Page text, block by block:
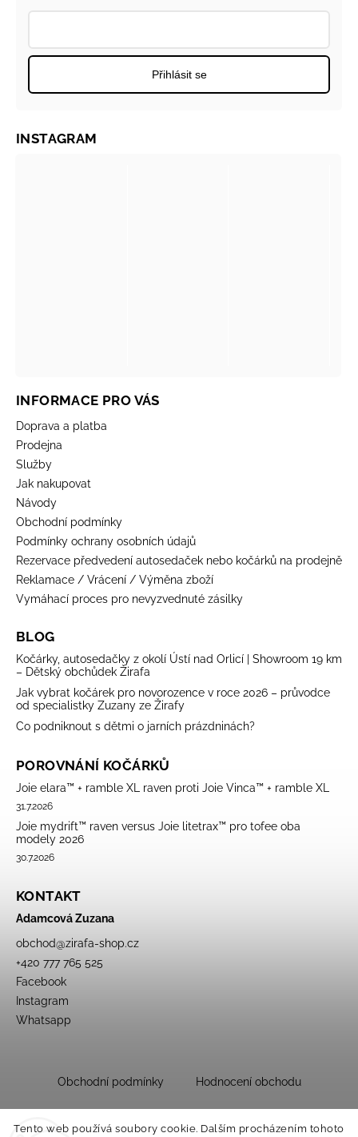
Tento web používá soubory cookie. Dalším procházením tohoto
Přihlásit se
INFORMACE PRO VÁS
Doprava a platba
Prodejna
Služby
Jak nakupovat
Návody
Obchodní podmínky
Podmínky ochrany osobních údajů
Rezervace předvedení autosedaček nebo kočárků na prodejně
Reklamace / Vrácení / Výměna zboží
Vymáhací proces pro nevyzvednuté zásilky
BLOG
Kočárky, autosedačky z okolí Ústí nad Orlicí | Showroom 19 km
– Dětský obchůdek Žirafa
Jak vybrat kočárek pro novorozence v roce 2026 – průvodce
od specialistky Zuzany ze Žirafy
Co podniknout s dětmi o jarních prázdninách?
POROVNÁNÍ KOČÁRKŮ
Joie elara™ + ramble XL raven proti Joie Vinca™ + ramble XL
31.7.2026
Joie mydrift™ raven versus Joie litetrax™ pro tofee oba
modely 2026
30.7.2026
KONTAKT
Adamcová Zuzana
obchod@zirafa-shop.cz
+420 777 765 525
Facebook
Instagram
Whatsapp
INSTAGRAM
Obchodní podmínky Hodnocení obchodu